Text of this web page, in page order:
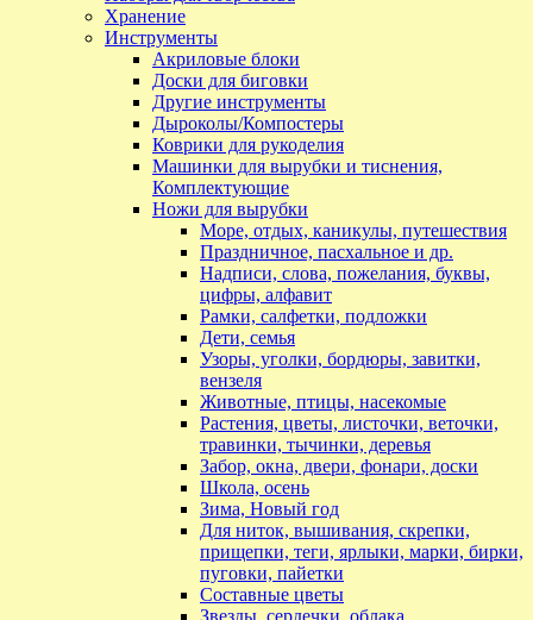
Хранение
Инструменты
Акриловые блоки
Доски для биговки
Другие инструменты
Дыроколы/Компостеры
Коврики для рукоделия
Машинки для вырубки и тиснения,
Комплектующие
Ножи для вырубки
Море, отдых, каникулы, путешествия
Праздничное, пасхальное и др.
Надписи, слова, пожелания, буквы,
цифры, алфавит
Рамки, салфетки, подложки
Дети, семья
Узоры, уголки, бордюры, завитки,
вензеля
Животные, птицы, насекомые
Растения, цветы, листочки, веточки,
травинки, тычинки, деревья
Забор, окна, двери, фонари, доски
Школа, осень
Зима, Новый год
Для ниток, вышивания, скрепки,
прищепки, теги, ярлыки, марки, бирки,
пуговки, пайетки
Составные цветы